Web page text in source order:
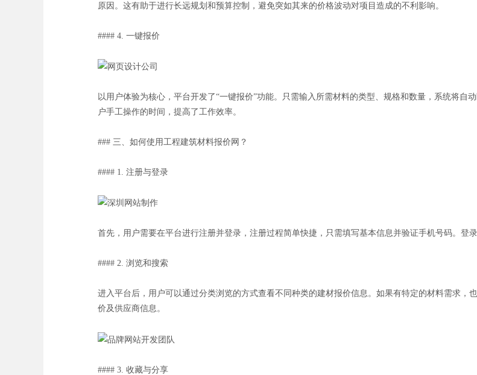
原因。这有助于进行长远规划和预算控制，避免突如其来的价格波动对项目造成的不利影响。
#### 4. 一键报价
以用户体验为核心，平台开发了“一键报价”功能。只需输入所需材料的类型、规格和数量，系统将自
户手工操作的时间，提高了工作效率。
### 三、如何使用工程建筑材料报价网？
#### 1. 注册与登录
首先，用户需要在平台进行注册并登录，注册过程简单快捷，只需填写基本信息并验证手机号码。登
#### 2. 浏览和搜索
进入平台后，用户可以通过分类浏览的方式查看不同种类的建材报价信息。如果有特定的材料需求，
价及供应商信息。
#### 3. 收藏与分享